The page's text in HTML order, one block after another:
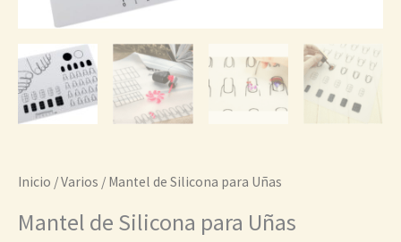
Inicio /Varios / Mantel de Silicona para Uñas
Mantel de Silicona para Uñas